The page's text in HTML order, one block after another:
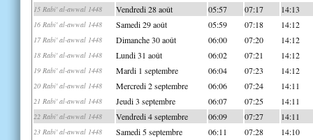
15 Rabi' al-awwal 1448 Vendredi 28 août 05:57 07:17 14:13
16 Rabi' al-awwal 1448 Samedi 29 août 05:59 07:18 14:12
17 Rabi' al-awwal 1448 Dimanche 30 août 06:00 07:20 14:12
18 Rabi' al-awwal 1448 Lundi 31 août 06:02 07:21 14:12
19 Rabi' al-awwal 1448 Mardi 1 septembre 06:04 07:23 14:12
20 Rabi' al-awwal 1448 Mercredi 2 septembre 06:06 07:24 14:11
21 Rabi' al-awwal 1448 Jeudi 3 septembre 06:07 07:25 14:11
22 Rabi' al-awwal 1448 Vendredi 4 septembre 06:09 07:27 14:11
23 Rabi' al-awwal 1448 Samedi 5 septembre 06:11 07:28 14:10